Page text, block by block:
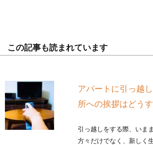
この記事も読まれています
アパートに引っ越
所への挨拶はどう
引っ越しをする際、いま
方々だけでなく、新しく